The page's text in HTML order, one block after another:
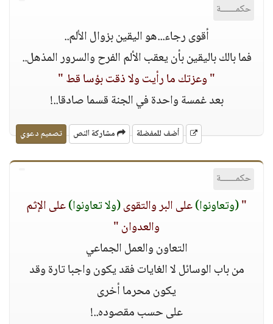
حكمــــــة
أقوى رجاء...هو اليقين بزوال اﻷلم..
فما بالك باليقين بأن يعقب الألم الفرح والسرور المذهل..
" وعزتك ما رأيت وﻻ ذقت بؤسا قط "
بعد غمسة واحدة في الجنة قسما صادقا..!
أضف للمفضلة مشاركة النص تصميم دعوي
حكمــــــة
"(وتعاونوا)على البر والتقوى(وﻻ تعاونوا)على اﻹثم
والعدوان "
التعاون والعمل الجماعي
من باب الوسائل ﻻ الغايات فقد يكون واجبا تارة وقد
يكون محرما أخرى
على حسب مقصوده..!